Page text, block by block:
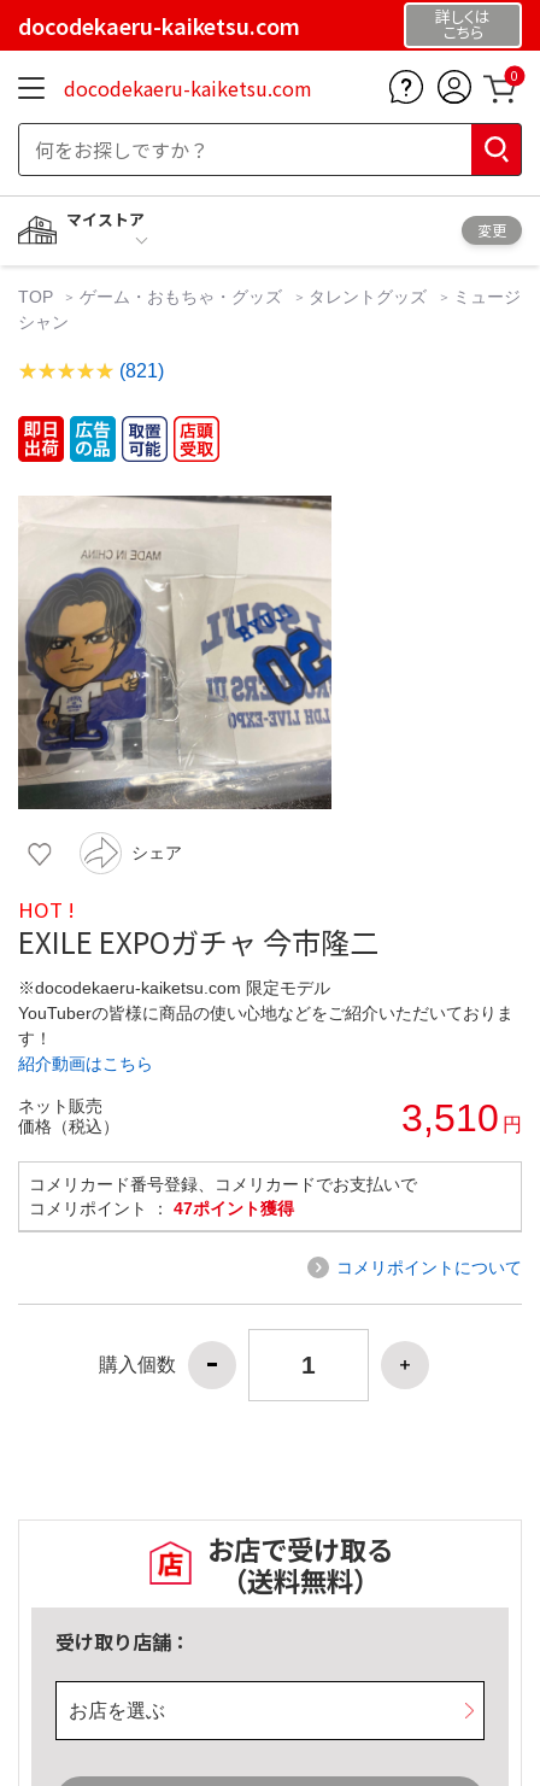
docodekaeru-kaiketsu.com 詳しくは
こちら
docodekaeru-kaiketsu.com 0
マイストア
変更
TOP ゲーム・おもちゃ・グッズ タレントグッズ
ミュージ
シャン
(821)
シェア
HOT !
EXILE EXPOガチャ 今市隆二
※docodekaeru-kaiketsu.com 限定モデル
YouTuberの皆様に商品の使い心地などをご紹介いただいておりま
す！
紹介動画はこちら
ネット販売
価格（税込）
3,510 円
コメリカード番号登録、コメリカードでお支払いで
コメリポイント ： 47ポイント獲得
コメリポイントについて
購入個数
お店で受け取る
（送料無料）
受け取り店舗：
お店を選ぶ